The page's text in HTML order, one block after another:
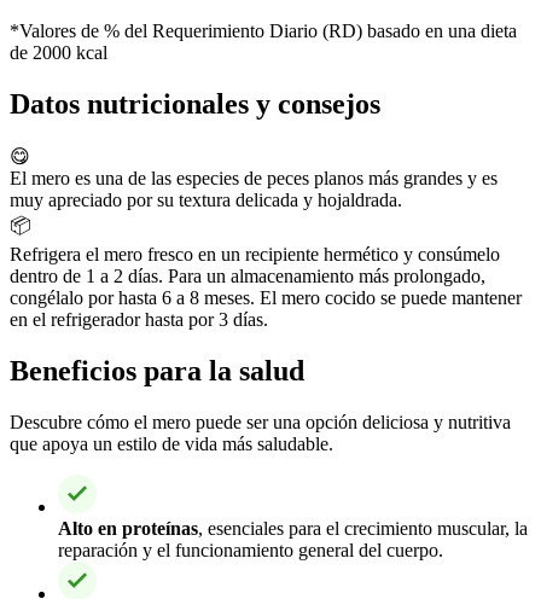
*Valores de % del Requerimiento Diario (RD) basado en una dieta
de 2000 kcal
Datos nutricionales y consejos
😋
El mero es una de las especies de peces planos más grandes y es
muy apreciado por su textura delicada y hojaldrada.
📦
Refrigera el mero fresco en un recipiente hermético y consúmelo
dentro de 1 a 2 días. Para un almacenamiento más prolongado,
congélalo por hasta 6 a 8 meses. El mero cocido se puede mantener
en el refrigerador hasta por 3 días.
Beneficios para la salud
Descubre cómo el mero puede ser una opción deliciosa y nutritiva
que apoya un estilo de vida más saludable.
Alto en proteínas, esenciales para el crecimiento muscular, la
reparación y el funcionamiento general del cuerpo.